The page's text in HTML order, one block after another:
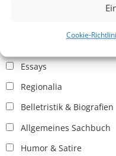
Cookie-
Essays
Regionalia
Belletristik & Biografien
Allgemeines Sachbuch
Humor & Satire